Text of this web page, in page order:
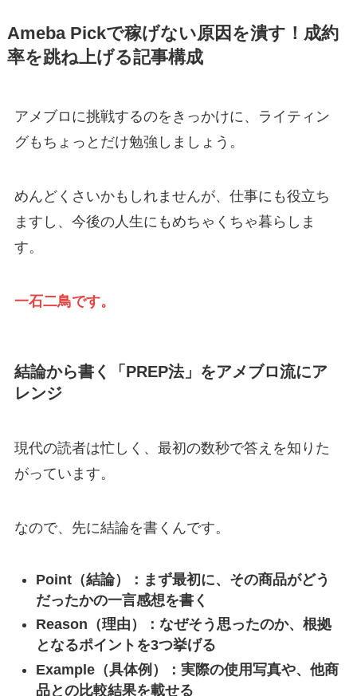
Ameba Pickで稼げない原因を潰す！成約
率を跳ね上げる記事構成
アメブロに挑戦するのをきっかけに、ライティン
グもちょっとだけ勉強しましょう。
めんどくさいかもしれませんが、仕事にも役立ち
ますし、今後の人生にもめちゃくちゃ暮らしま
す。
一石二鳥です。
結論から書く「PREP法」をアメブロ流にア
レンジ
現代の読者は忙しく、最初の数秒で答えを知りた
がっています。
なので、先に結論を書くんです。
Point（結論）：まず最初に、その商品がどう
だったかの一言感想を書く
Reason（理由）：なぜそう思ったのか、根拠
となるポイントを3つ挙げる
Example（具体例）：実際の使用写真や、他商
品との比較結果を載せる